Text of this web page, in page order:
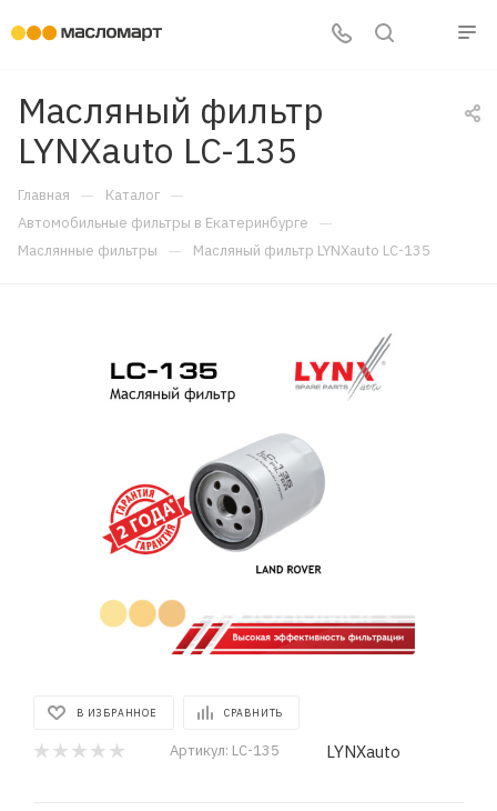
Масляный фильтр
LYNXauto LC-135
Главная — Каталог —
Автомобильные фильтры в Екатеринбурге —
Маслянные фильтры — Масляный фильтр LYNXauto LC-135
В ИЗБРАННОЕ СРАВНИТЬ
Артикул: LC-135 LYNXauto